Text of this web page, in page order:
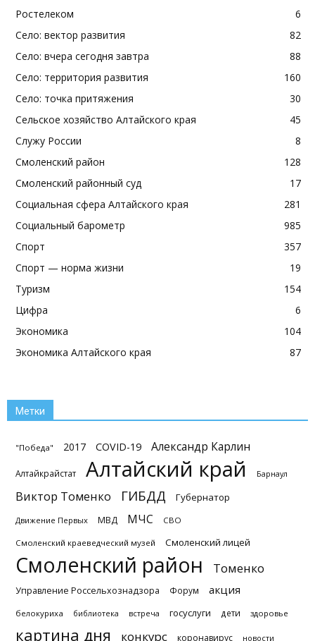
Ростелеком
6
Село: вектор развития
82
Село: вчера сегодня завтра
88
Село: территория развития
160
Село: точка притяжения
30
Сельское хозяйство Алтайского края
45
Служу России
8
Смоленский район
128
Смоленский районный суд
17
Социальная сфера Алтайского края
281
Социальный барометр
985
Спорт
357
Спорт — норма жизни
19
Туризм
154
Цифра
6
Экономика
104
Экономика Алтайского края
87
Метки
"Победа" 2017 COVID-19 Александр Карлин
Алтайкрайстат Алтайский край Барнаул
Виктор Томенко ГИБДД Губернатор
Движение Первых МВД МЧС СВО
Смоленский краеведческий музей Смоленский лицей
Смоленский район Томенко
Управление Россельхознадзора Форум акция
белокуриха библиотека встреча госуслуги дети здоровье
картина дня конкурс коронавирус новости